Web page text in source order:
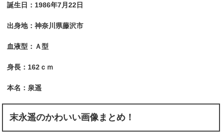
誕生日：1986年7月22日
出身地：神奈川県藤沢市
血液型：Ａ型
身長：162ｃｍ
本名：泉遥
末永遥のかわいい画像まとめ！